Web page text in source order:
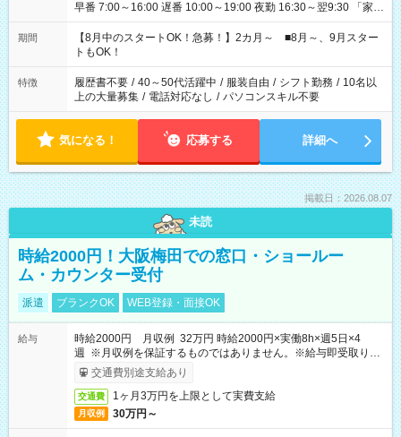
早番 7:00～16:00 遅番 10:00～19:00 夜勤 16:30～翌9:30 「家族
と休みを合わせたい」 「余裕を持って夕飯の準備がしたい」
「できれば残業はしたくない」 など、ご希望を教えてください
ね。 ※Wワーク希望の方へ 今ご覧のお仕事で希望する勤務時間
と、もう1つのお仕事の勤務時間。 合計で週40時間を超える場
合は応募できません。
期間
【8月中のスタートOK！急募！】2カ月～ ■8月～、9月スター
トもOK！
特徴 履歴書不要 / 40～50代活躍中 / 服装自由 / シフト勤務 / 10名以
上の大量募集 / 電話対応なし / パソコンスキル不要
気になる！ 応募する 詳細へ
掲載日：2026.08.07
未読
時給2000円！大阪梅田での窓口・ショールー
ム・カウンター受付
派遣 ブランクOK WEB登録・面接OK
給与
時給2000円 月収例 32万円 時給2000円×実働8h×週5日×4
週 ※月収例を保証するものではありません。※給与即受取りサ
ービス利用可（利用条件有）
交通費別途支給あり
交通費 1ヶ月3万円を上限として実費支給
月収例 30万円～